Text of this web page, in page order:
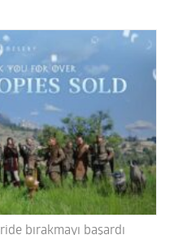
bırakmayı başardı